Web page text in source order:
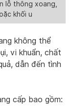
lỗ thông xoang,
khối u
không thể
vi khuẩn, chất
dẫn đến tình
cấp bao gồm: